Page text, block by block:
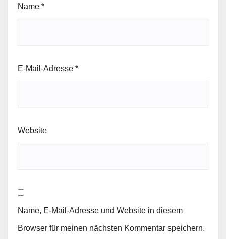
Name *
E-Mail-Adresse *
Website
Name, E-Mail-Adresse und Website in diesem
Browser für meinen nächsten Kommentar speichern.